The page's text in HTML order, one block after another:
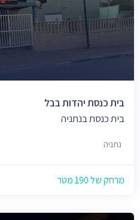
בית כנסת יהדות בבל
בית כנסת בנתניה
נתניה
מרחק של 190 מטר